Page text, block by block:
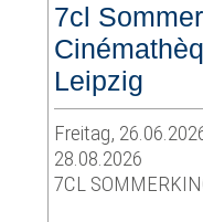
7cl
Leipzig
Freitag,
28.08.2026
7CL